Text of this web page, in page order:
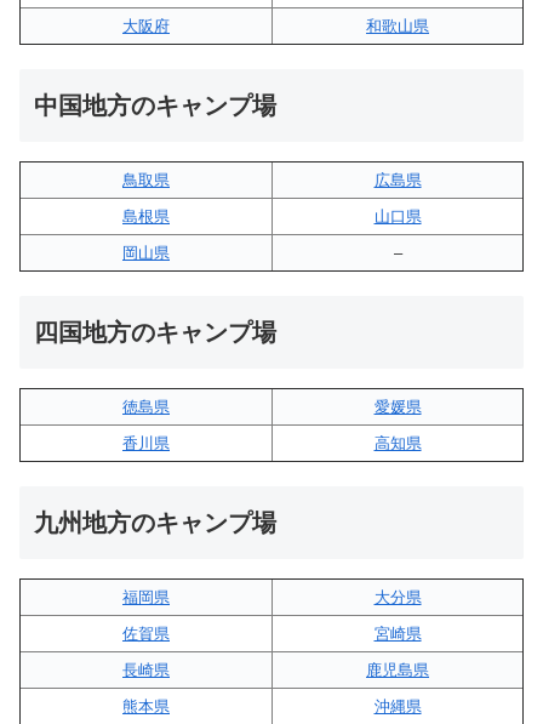
大阪府
和歌山県
中国地方のキャンプ場
鳥取県
広島県
島根県
山口県
岡山県
–
四国地方のキャンプ場
徳島県
愛媛県
香川県
高知県
九州地方のキャンプ場
福岡県
大分県
佐賀県
宮崎県
長崎県
鹿児島県
熊本県
沖縄県